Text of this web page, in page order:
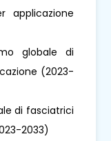
applicazione
globale di
(2023-
di fasciatrici
2033)